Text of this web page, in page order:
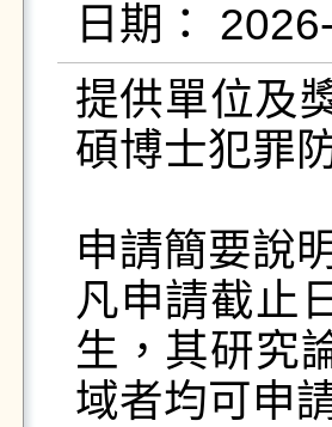
提供單位及
碩博士犯罪
申請簡要說
凡申請截止
生，其研究
域者均可申